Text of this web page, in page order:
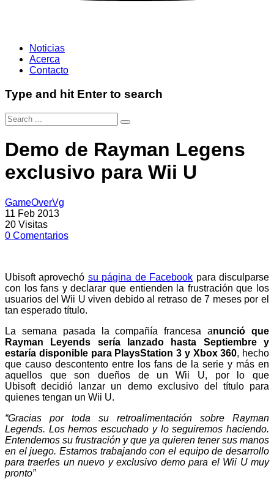
Noticias
Acerca
Contacto
Type and hit Enter to search
Demo de Rayman Legens
exclusivo para Wii U
GameOverVg
11 Feb 2013
20 Visitas
0 Comentarios
Ubisoft aprovechó su página de Facebook para disculparse
con los fans y declarar que entienden la frustración que los
usuarios del Wii U viven debido al retraso de 7 meses por el
tan esperado título.
La semana pasada la compañía francesa anunció que
Rayman Leyends sería lanzado hasta Septiembre y
estaría disponible para PlaysStation 3 y Xbox 360, hecho
que causo descontento entre los fans de la serie y más en
aquellos que son dueños de un Wii U, por lo que
Ubisoft decidió lanzar un demo exclusivo del título para
quienes tengan un Wii U.
“Gracias por toda su retroalimentación sobre Rayman
Legends. Los hemos escuchado y lo seguiremos haciendo.
Entendemos su frustración y que ya quieren tener sus manos
en el juego. Estamos trabajando con el equipo de desarrollo
para traerles un nuevo y exclusivo demo para el Wii U muy
pronto”